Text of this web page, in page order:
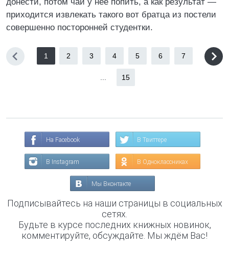
приходится извлекать такого вот братца из постели
совершенно посторонней студентки.
1 2 3 4 5 6 7
15
На Facebook В Твиттере
В Instagram В Одноклассниках
Мы Вконтакте
Подписывайтесь на наши страницы в социальных
сетях.
Будьте в курсе последних книжных новинок,
комментируйте, обсуждайте. Мы ждём Вас!